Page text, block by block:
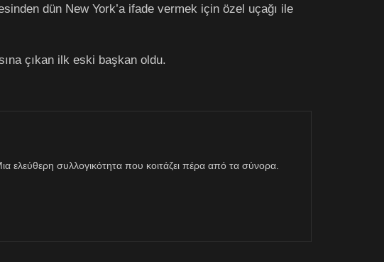
dün New York’a ifade vermek için özel uçağı ile
çıkan ilk eski başkan oldu.
συλλογικότητα που κοιτάζει πέρα από τα σύνορα.